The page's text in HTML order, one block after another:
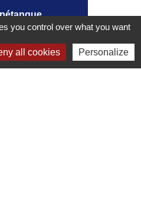
you control over what you want
all cookies Personalize